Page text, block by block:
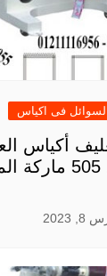
أكياس
والكاتشب موديل
2023